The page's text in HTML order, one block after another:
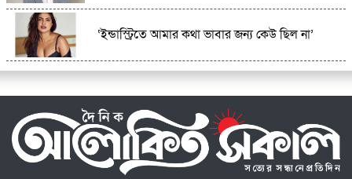
‘ইন্ডাস্ট্রিতে আমার কথা ভাবার জন্য কেউ ছিল না’